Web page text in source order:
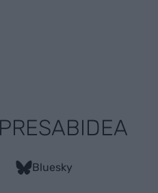
Bluesky